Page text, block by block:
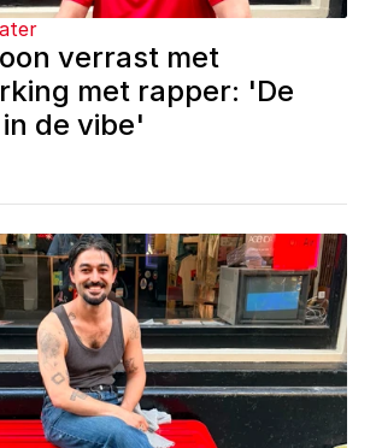
verrast met
met rapper: 'De
de vibe'